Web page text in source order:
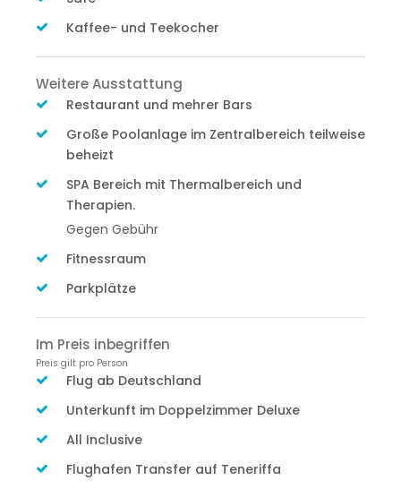
Kaffee- und Teekocher
Weitere Ausstattung
Restaurant und mehrer Bars
Große Poolanlage im Zentralbereich teilweise
beheizt
SPA Bereich mit Thermalbereich und
Therapien.
Gegen Gebühr
Fitnessraum
Parkplätze
Im Preis inbegriffen
Preis gilt pro Person
Flug ab Deutschland
Unterkunft im Doppelzimmer Deluxe
All Inclusive
Flughafen Transfer auf Teneriffa